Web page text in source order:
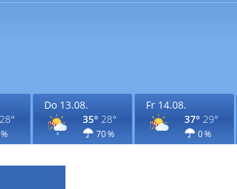
28°
Do 13.08.
35° 28°
70 %
Fr 14.08.
37° 29°
0 %